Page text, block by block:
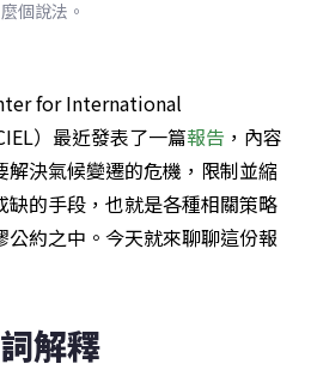
麼個說法。
for International
）最近發表了一篇報告 ，內容
決氣候變遷的危機，限制並縮
的手段，也就是各種相關策略
約之中。今天就來聊聊這份報
解釋